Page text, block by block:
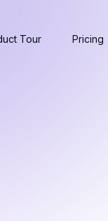
Tour Pricing